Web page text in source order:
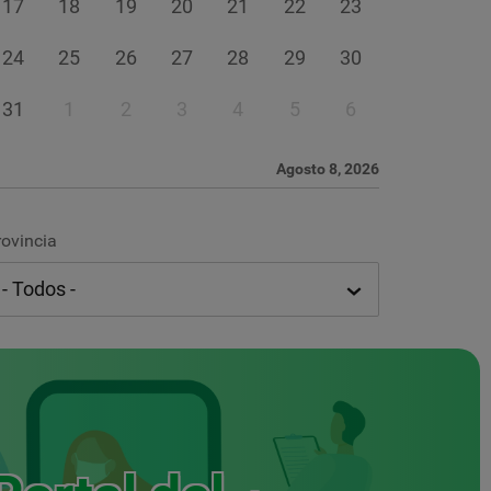
17 18 19 20 21 22 23
24 25 26 27 28 29 30
31 1 2 3 4 5 6
Agosto 8, 2026